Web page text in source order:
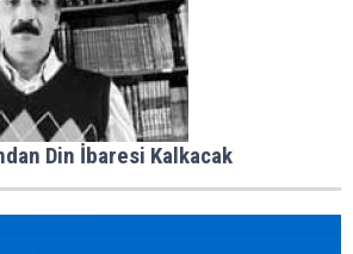
Din İbaresi Kalkacak